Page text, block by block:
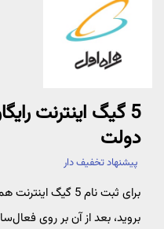
5 گیگ اینترنت
دولت
پیشنهاد تخفیف دار
برای ثبت نام 5 گیگ
بروید، بعد از آن بر روی